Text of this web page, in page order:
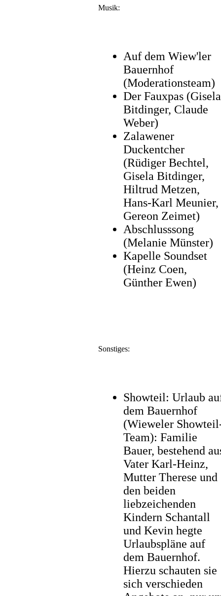
Musik:
Auf dem Wiew'ler
Bauernhof
(Moderationsteam)
Der Fauxpas (Gisela
Bitdinger, Claude
Weber)
Zalawener
Duckentcher
(Rüdiger Bechtel,
Gisela Bitdinger,
Hiltrud Metzen,
Hans-Karl Meunier,
Gereon Zeimet)
Abschlusssong
(Melanie Münster)
Kapelle Soundset
(Heinz Coen,
Günther Ewen)
Sonstiges:
Showteil: Urlaub
dem Bauernhof
(Wieweler
Team): Familie
Bauer, bestehend
Vater Karl-Heinz,
Mutter Therese und
den beiden
liebzeichenden
Kindern Schantall
und Kevin hegte
Urlaubspläne auf
dem Bauernhof.
Hierzu schauten sie
sich verschieden